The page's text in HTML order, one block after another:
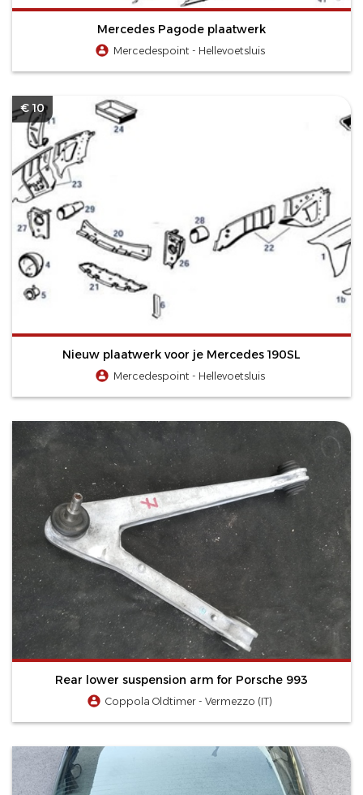
Mercedes Pagode plaatwerk
Mercedespoint - Hellevoetsluis
€ 10
Nieuw plaatwerk voor je Mercedes 190SL
Mercedespoint - Hellevoetsluis
Rear lower suspension arm for Porsche 993
Coppola Oldtimer - Vermezzo (IT)